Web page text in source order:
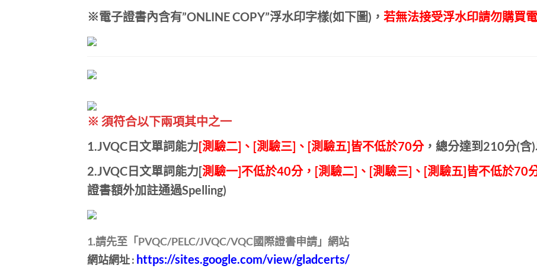
※電子證書內含有”ONLINE COPY”浮水印字樣(如下圖)， 若無法接受浮水印請勿購買
※ 須符合以下兩項其中之一
1.JVQC日文單詞能力[測驗二]、[測驗三]、[測驗五]皆不低於70分，總分達到210分(含
2.JVQC日文單詞能力[測驗一]不低於40分，[測驗二]、[測驗三]、[測驗五]皆不低於70
證書額外加註通過Spelling)
1.請先至「PVQC/PELC/JVQC/VQC國際證書申請」網站
網站網址 : https://sites.google.com/view/gladcerts/